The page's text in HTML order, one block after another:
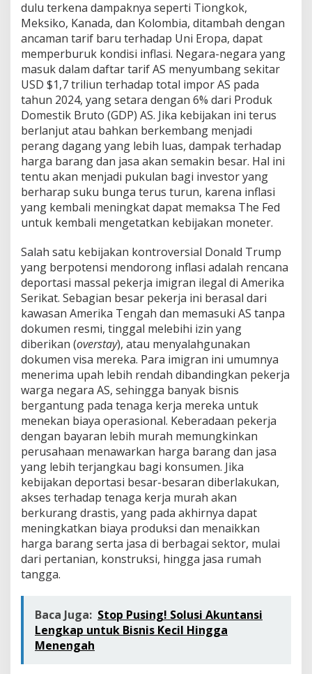
dulu terkena dampaknya seperti Tiongkok,
Meksiko, Kanada, dan Kolombia, ditambah dengan
ancaman tarif baru terhadap Uni Eropa, dapat
memperburuk kondisi inflasi. Negara-negara yang
masuk dalam daftar tarif AS menyumbang sekitar
USD $1,7 triliun terhadap total impor AS pada
tahun 2024, yang setara dengan 6% dari Produk
Domestik Bruto (GDP) AS. Jika kebijakan ini terus
berlanjut atau bahkan berkembang menjadi
perang dagang yang lebih luas, dampak terhadap
harga barang dan jasa akan semakin besar. Hal ini
tentu akan menjadi pukulan bagi investor yang
berharap suku bunga terus turun, karena inflasi
yang kembali meningkat dapat memaksa The Fed
untuk kembali mengetatkan kebijakan moneter.
Salah satu kebijakan kontroversial Donald Trump
yang berpotensi mendorong inflasi adalah rencana
deportasi massal pekerja imigran ilegal di Amerika
Serikat. Sebagian besar pekerja ini berasal dari
kawasan Amerika Tengah dan memasuki AS tanpa
dokumen resmi, tinggal melebihi izin yang
diberikan (overstay), atau menyalahgunakan
dokumen visa mereka. Para imigran ini umumnya
menerima upah lebih rendah dibandingkan pekerja
warga negara AS, sehingga banyak bisnis
bergantung pada tenaga kerja mereka untuk
menekan biaya operasional. Keberadaan pekerja
dengan bayaran lebih murah memungkinkan
perusahaan menawarkan harga barang dan jasa
yang lebih terjangkau bagi konsumen. Jika
kebijakan deportasi besar-besaran diberlakukan,
akses terhadap tenaga kerja murah akan
berkurang drastis, yang pada akhirnya dapat
meningkatkan biaya produksi dan menaikkan
harga barang serta jasa di berbagai sektor, mulai
dari pertanian, konstruksi, hingga jasa rumah
tangga.
Baca Juga: Stop Pusing! Solusi Akuntansi
Lengkap untuk Bisnis Kecil Hingga
Menengah